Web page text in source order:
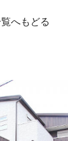
へもどる